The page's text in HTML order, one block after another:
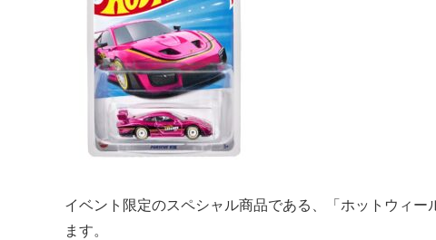
イベント限定のスペシャル商品である、「ホットウィ
ます。